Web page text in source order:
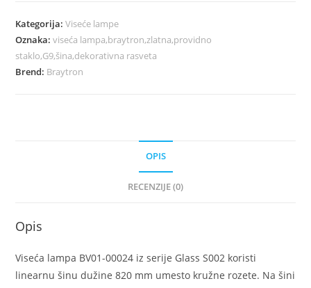
Kategorija:Viseće lampe
Oznaka:viseća lampa,braytron,zlatna,providno
staklo,G9,šina,dekorativna rasveta
Brend: Braytron
OPIS
RECENZIJE (0)
Opis
Viseća lampa BV01-00024 iz serije Glass S002 koristi
linearnu šinu dužine 820 mm umesto kružne rozete. Na šini